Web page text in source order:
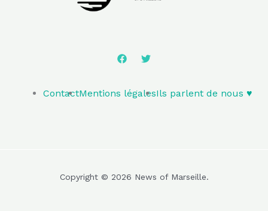
ContactMentions légalesIls parlent de nous ♥️
Copyright © 2026 News of Marseille.